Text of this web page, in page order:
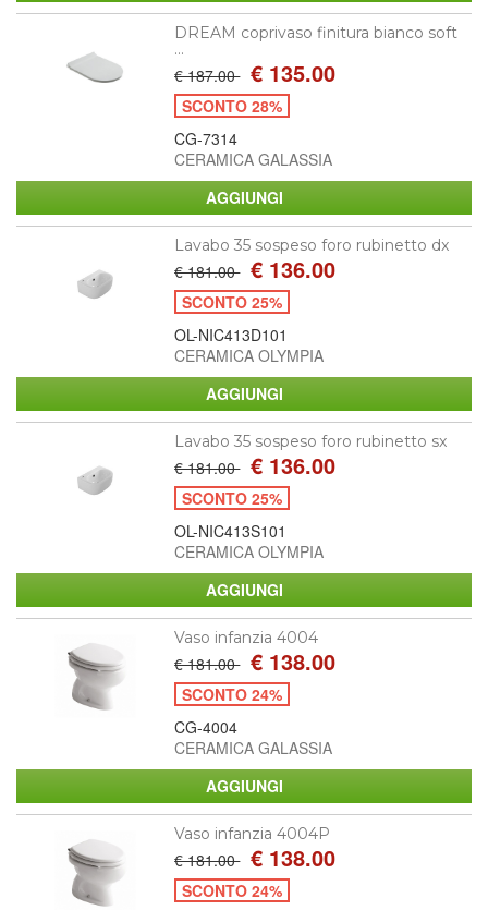
DREAM coprivaso finitura bianco soft
...
€ 187.00 € 135.00
SCONTO 28%
CG-7314
CERAMICA GALASSIA
Lavabo 35 sospeso foro rubinetto dx
€ 181.00 € 136.00
SCONTO 25%
OL-NIC413D101
CERAMICA OLYMPIA
Lavabo 35 sospeso foro rubinetto sx
€ 181.00 € 136.00
SCONTO 25%
OL-NIC413S101
CERAMICA OLYMPIA
Vaso infanzia 4004
€ 181.00 € 138.00
SCONTO 24%
CG-4004
CERAMICA GALASSIA
Vaso infanzia 4004P
€ 181.00 € 138.00
SCONTO 24%